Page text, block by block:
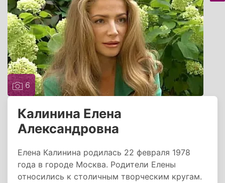
6
Калинина Елена
Александровна
Елена Калинина родилась 22 февраля 1978
года в городе Москва. Родители Елены
относились к столичным творческим кругам.